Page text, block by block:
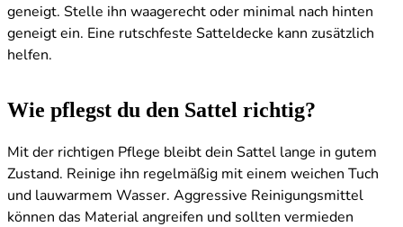
geneigt. Stelle ihn waagerecht oder minimal nach hinten
geneigt ein. Eine rutschfeste Satteldecke kann zusätzlich
helfen.
Wie pflegst du den Sattel richtig?
Mit der richtigen Pflege bleibt dein Sattel lange in gutem
Zustand. Reinige ihn regelmäßig mit einem weichen Tuch
und lauwarmem Wasser. Aggressive Reinigungsmittel
können das Material angreifen und sollten vermieden